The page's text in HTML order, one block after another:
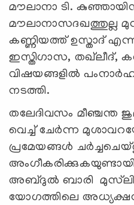
മൗലാനാ ടി.
മൗലാനാസദഖത്തുല്ല
കണ്ണിയത്ത് ഉസ്താദ്
ഇസ്തിഗാസ, തഖ്‌ലീദ്,
വിഷയങ്ങളില്‍
നടത്തി.
തലേദിവസം മീഞ്ചന്ത
വെച്ച് ചേര്‍ന്ന
പ്രമേയങ്ങള്‍
അബ്ദുല്‍ ബാരി
യോഗത്തിലെ